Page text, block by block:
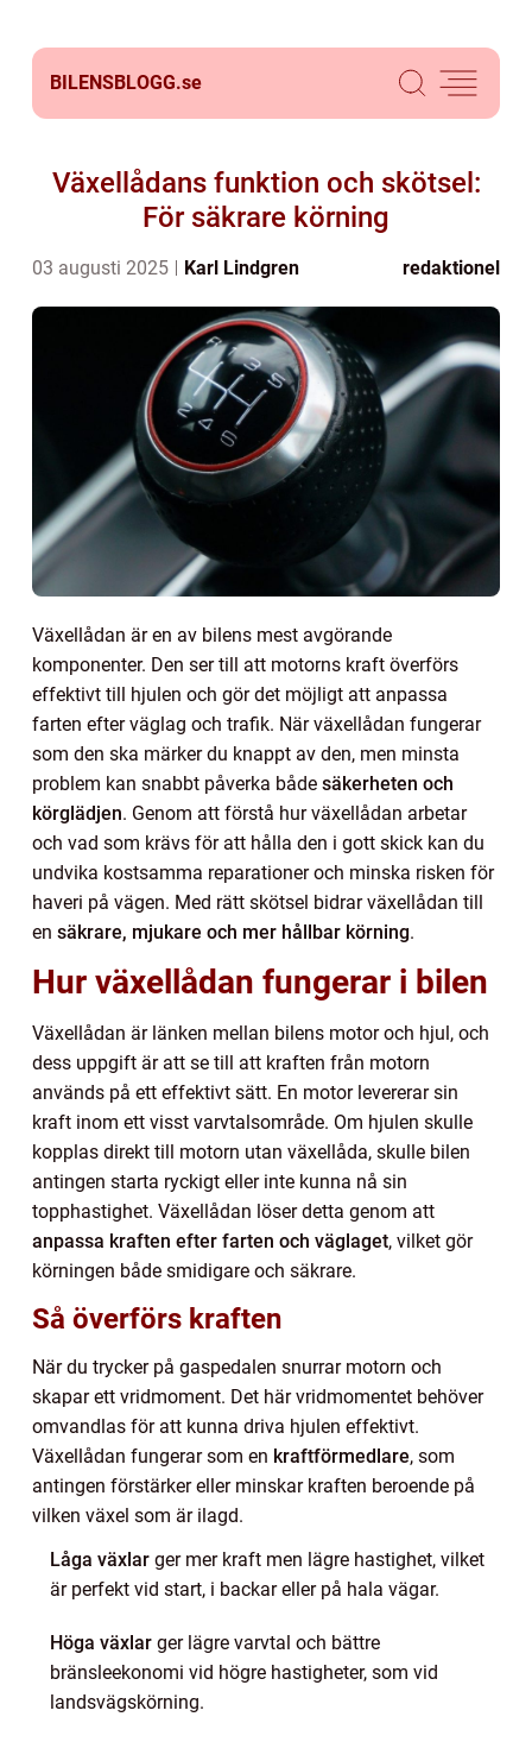
BILENSBLOGG.se
Växellådans funktion och skötsel:
För säkrare körning
03 augusti 2025 Karl Lindgren redaktionel
Växellådan är en av bilens mest avgörande
komponenter. Den ser till att motorns kraft överförs
effektivt till hjulen och gör det möjligt att anpassa
farten efter väglag och trafik. När växellådan fungerar
som den ska märker du knappt av den, men minsta
problem kan snabbt påverka både säkerheten och
körglädjen. Genom att förstå hur växellådan arbetar
och vad som krävs för att hålla den i gott skick kan du
undvika kostsamma reparationer och minska risken för
haveri på vägen. Med rätt skötsel bidrar växellådan till
en säkrare, mjukare och mer hållbar körning.
Hur växellådan fungerar i bilen
Växellådan är länken mellan bilens motor och hjul, och
dess uppgift är att se till att kraften från motorn
används på ett effektivt sätt. En motor levererar sin
kraft inom ett visst varvtalsområde. Om hjulen skulle
kopplas direkt till motorn utan växellåda, skulle bilen
antingen starta ryckigt eller inte kunna nå sin
topphastighet. Växellådan löser detta genom att
anpassa kraften efter farten och väglaget, vilket gör
körningen både smidigare och säkrare.
Så överförs kraften
När du trycker på gaspedalen snurrar motorn och
skapar ett vridmoment. Det här vridmomentet behöver
omvandlas för att kunna driva hjulen effektivt.
Växellådan fungerar som en kraftförmedlare, som
antingen förstärker eller minskar kraften beroende på
vilken växel som är ilagd.
Låga växlar ger mer kraft men lägre hastighet, vilket
är perfekt vid start, i backar eller på hala vägar.
Höga växlar ger lägre varvtal och bättre
bränsleekonomi vid högre hastigheter, som vid
landsvägskörning.